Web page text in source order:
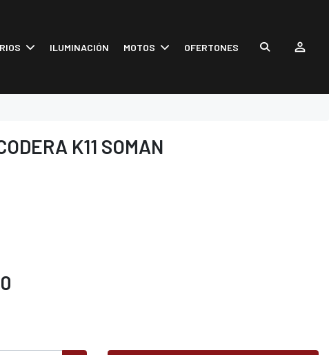
ILUMINACIÓN MOTOS OFERTONES
K11 SOMAN